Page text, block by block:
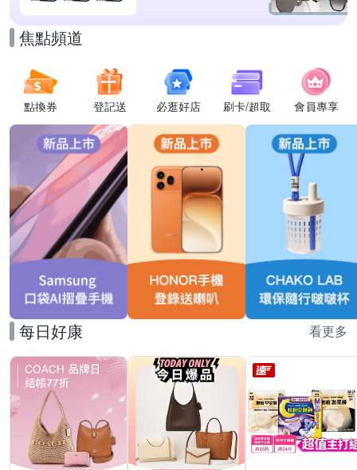
焦點頻道
點換券 登記送 必逛好店 刷卡/超取 會員專享
每日好康 看更多